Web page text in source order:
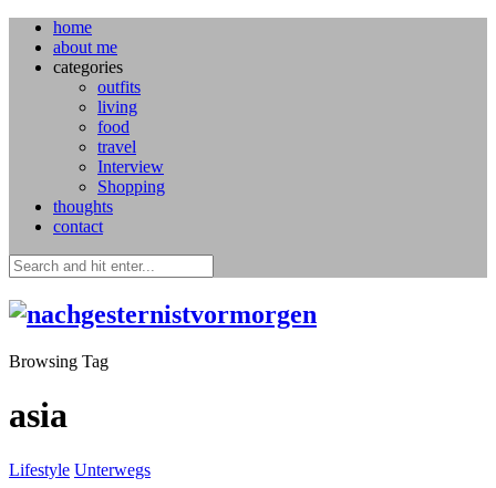
home
about me
categories
outfits
living
food
travel
Interview
Shopping
thoughts
contact
Browsing Tag
asia
Lifestyle Unterwegs